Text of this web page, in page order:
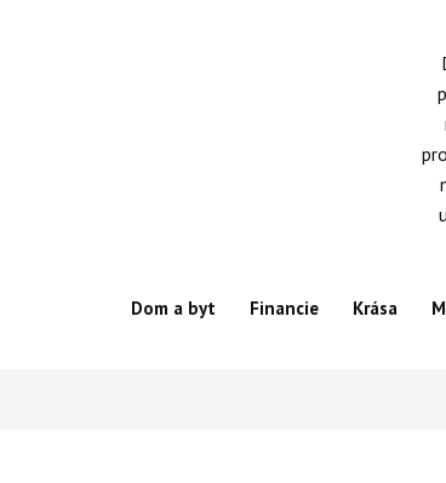
Dom a byt Financie Krása